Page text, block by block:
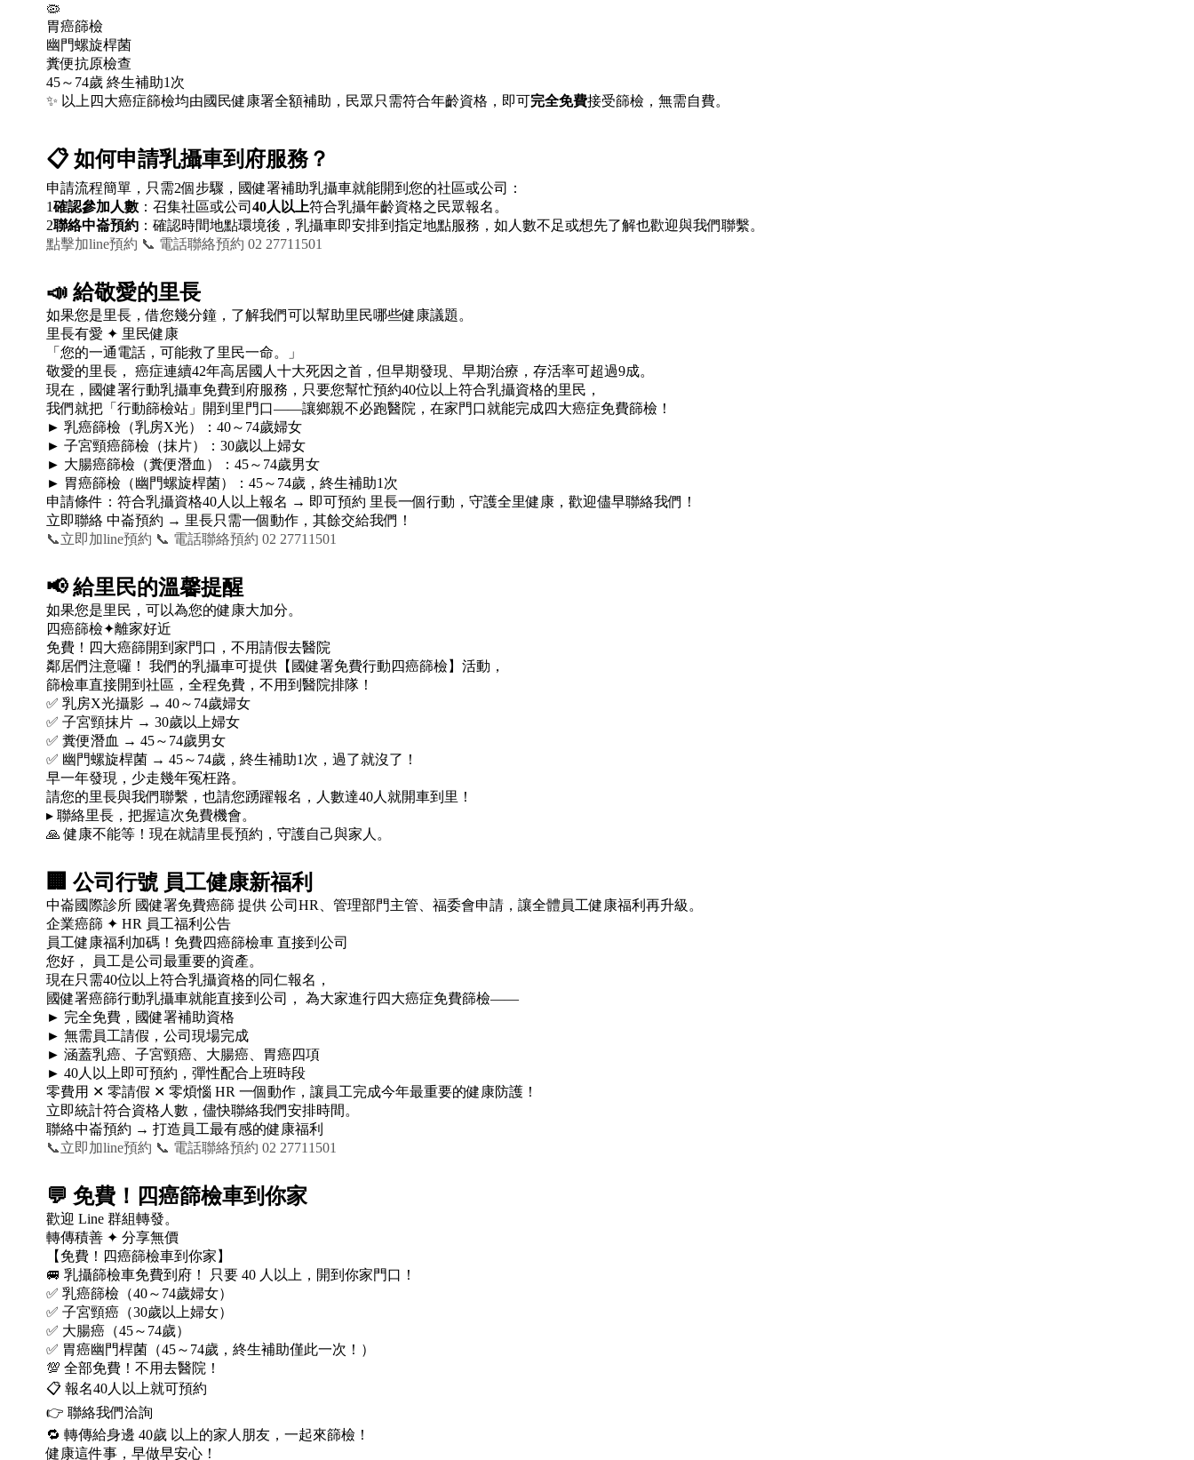
🦠
胃癌篩檢
幽門螺旋桿菌
糞便抗原檢查
45～74歲 終生補助1次
✨ 以上四大癌症篩檢均由國民健康署全額補助，民眾只需符合年齡資格，即可完全免費接受篩檢，無需自費。
📋如何申請乳攝車到府服務？
申請流程簡單，只需2個步驟，國健署補助乳攝車就能開到您的社區或公司：
1確認參加人數 ：召集社區或公司 40人以上符合乳攝年齡資格之民眾報名。
2聯絡中崙預約 ：確認時間地點環境後，乳攝車即安排到指定地點服務，如人數不足或想先了解也歡迎與我們聯繫。
點擊加line預約 📞 電話聯絡預約 02 27711501
📣 給敬愛的里長
如果您是里長，借您幾分鐘，了解我們可以幫助里民哪些健康議題。
里長有愛 ✦ 里民健康
「您的一通電話，可能救了里民一命。」
敬愛的里長， 癌症連續42年高居國人十大死因之首，但早期發現、早期治療，存活率可超過9成。
現在，國健署行動乳攝車免費到府服務，只要您幫忙預約40位以上符合乳攝資格的里民，
我們就把「行動篩檢站」開到里門口——讓鄉親不必跑醫院，在家門口就能完成四大癌症免費篩檢！
► 乳癌篩檢（乳房X光）：40～74歲婦女
► 子宮頸癌篩檢（抹片）：30歲以上婦女
► 大腸癌篩檢（糞便潛血）：45～74歲男女
► 胃癌篩檢（幽門螺旋桿菌）：45～74歲，終生補助1次
申請條件：符合乳攝資格40人以上報名 → 即可預約 里長一個行動，守護全里健康，歡迎儘早聯絡我們！
立即聯絡 中崙預約 → 里長只需一個動作，其餘交給我們！
📞立即加line預約 📞 電話聯絡預約 02 27711501
📢給里民的溫馨提醒
如果您是里民，可以為您的健康大加分。
四癌篩檢✦離家好近
免費！四大癌篩開到家門口，不用請假去醫院
鄰居們注意囉！ 我們的乳攝車可提供【國健署免費行動四癌篩檢】活動，
篩檢車直接開到社區，全程免費，不用到醫院排隊！
✅ 乳房X光攝影 → 40～74歲婦女
✅ 子宮頸抹片 → 30歲以上婦女
✅ 糞便潛血 → 45～74歲男女
✅ 幽門螺旋桿菌 → 45～74歲，終生補助1次，過了就沒了！
早一年發現，少走幾年冤枉路。
請您的里長與我們聯繫，也請您踴躍報名，人數達40人就開車到里！
▸ 聯絡里長，把握這次免費機會。
🙏 健康不能等！現在就請里長預約，守護自己與家人。
🏢 公司行號 員工健康新福利
中崙國際診所 國健署免費癌篩 提供 公司HR、管理部門主管、福委會申請，讓全體員工健康福利再升級。
企業癌篩 ✦ HR 員工福利公告
員工健康福利加碼！免費四癌篩檢車 直接到公司
您好， 員工是公司最重要的資產。
現在只需40位以上符合乳攝資格的同仁報名，
國健署癌篩行動乳攝車就能直接到公司， 為大家進行四大癌症免費篩檢——
► 完全免費，國健署補助資格
► 無需員工請假，公司現場完成
► 涵蓋乳癌、子宮頸癌、大腸癌、胃癌四項
► 40人以上即可預約，彈性配合上班時段
零費用 ✕ 零請假 ✕ 零煩惱 HR 一個動作，讓員工完成今年最重要的健康防護！
立即統計符合資格人數，儘快聯絡我們安排時間。
聯絡中崙預約 → 打造員工最有感的健康福利
📞立即加line預約 📞 電話聯絡預約 02 27711501
💬 免費！四癌篩檢車到你家
歡迎 Line 群組轉發。
轉傳積善 ✦ 分享無價
【免費！四癌篩檢車到你家】
🚐 乳攝篩檢車免費到府！ 只要 40 人以上，開到你家門口！
✅ 乳癌篩檢（40～74歲婦女）
✅ 子宮頸癌（30歲以上婦女）
✅ 大腸癌（45～74歲）
✅ 胃癌幽門桿菌（45～74歲，終生補助僅此一次！）
💯 全部免費！不用去醫院！
📋 報名40人以上就可預約
👉 聯絡我們洽詢
🔁 轉傳給身邊 40歲 以上的家人朋友，一起來篩檢！
健康這件事，早做早安心！